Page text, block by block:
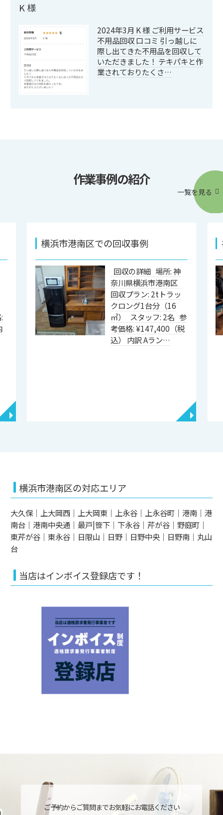
K 様
2024年3月 K 様 ご利用サービス
不用品回収 口コミ 引っ越しに
際し出てきた不用品を回収して
いただきました！ テキパキと作
業されておりたくさ…
作業事例の紹介
一覧を見る
◥
横浜市港南区での回収事例
回収の詳細 場所: 神
奈川県横浜市港南区
回収プラン: 2tトラッ
クロング1台分（16
㎥） スタッフ: 2名 参
考価格: ¥147,400（税
込） 内訳 Aラン…
◥
横浜市港南区の対応エリア
大久保｜上大岡西｜上大岡東｜上永谷｜上永谷町｜港南｜港
南台｜港南中央通｜最戸|笹下｜下永谷｜芹が谷｜野庭町｜
東芹が谷｜東永谷｜日限山｜日野｜日野中央｜日野南｜丸山
台
当店はインボイス登録店です！
ご予約からご質問までお気軽にお電話ください